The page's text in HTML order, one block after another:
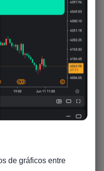
de gráficos entre